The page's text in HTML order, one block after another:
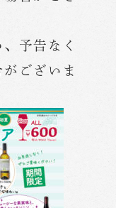
予告なく
ございま